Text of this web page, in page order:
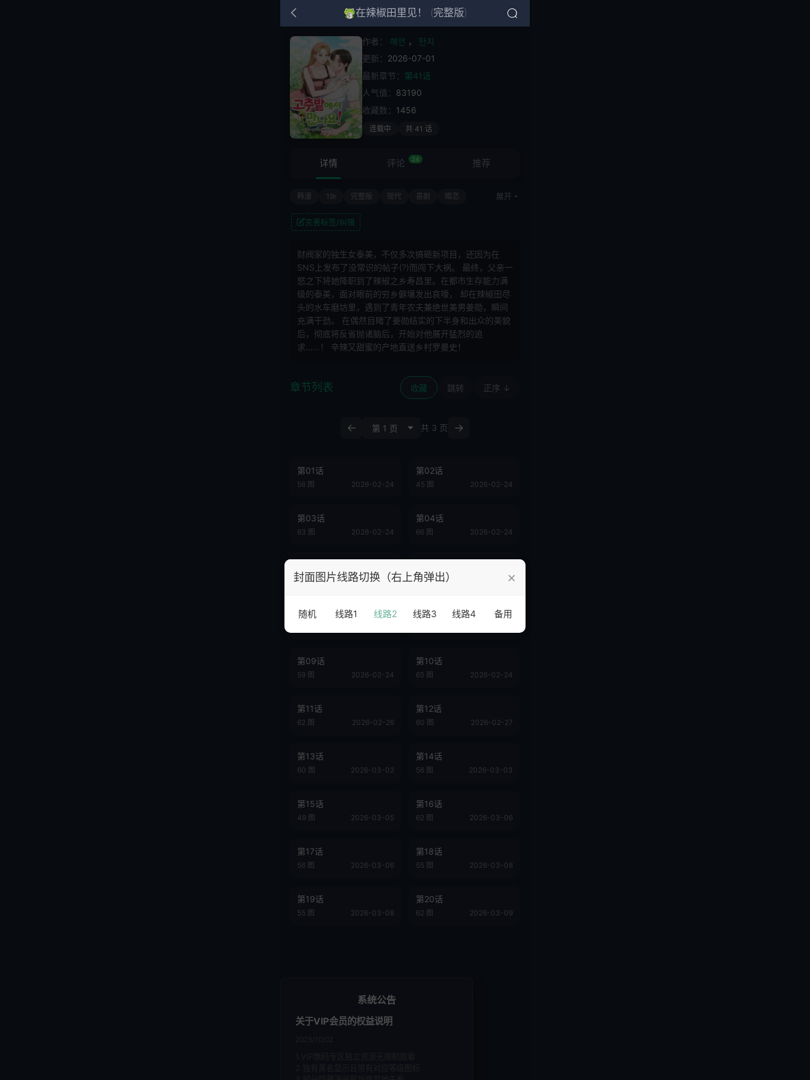
在辣椒田里见！ (完整版)
作者： 해언 ， 탄지
更新： 2026-07-01
最新章节： 第41话
人气值： 83190
收藏数： 1456
连载中 共 41 话
详情 评论 24 推荐
韩漫 19r 完整版 现代 喜剧
暗恋
大型犬男
财阀女
展开
完善标签/纠错
财阀家的独生女泰美，不仅多次搞砸新项目，还因为在
SNS上发布了没常识的帖子(?)而闯下大祸。 最终，父亲一
怒之下将她降职到了辣椒之乡寿昌里。在都市生存能力满
级的泰美，面对眼前的穷乡僻壤发出哀嚎， 却在辣椒田尽
头的水车磨坊里，遇到了青年农夫兼绝世美男姜勋，瞬间
充满干劲。 在偶然目睹了姜勋结实的下半身和出众的美貌
后，彻底将反省抛诸脑后，开始对他展开猛烈的追
求……！ 辛辣又甜蜜的产地直送乡村罗曼史！
章节列表 收藏 跳转 正序 ↓
← 共 3 页 →
第01话
56 图 2026-02-24
第02话
45 图 2026-02-24
第03话
63 图 2026-02-24
第04话
66 图 2026-02-24
64 图 2026-02-24 60 图 2026-02-24
第07话 第08话
第09话
59 图 2026-02-24
第10话
65 图 2026-02-24
第11话
62 图 2026-02-26
第12话
60 图 2026-02-27
第13话
60 图 2026-03-02
第14话
56 图 2026-03-03
第15话
49 图 2026-03-05
第16话
62 图 2026-03-06
第17话
56 图 2026-03-06
第18话
55 图 2026-03-08
第19话
55 图 2026-03-08
第20话
62 图 2026-03-09
封面图片线路切换（右上角弹出） ×
随机 线路1 线路2 线路3 线路4 备用
系统公告
关于VIP会员的权益说明